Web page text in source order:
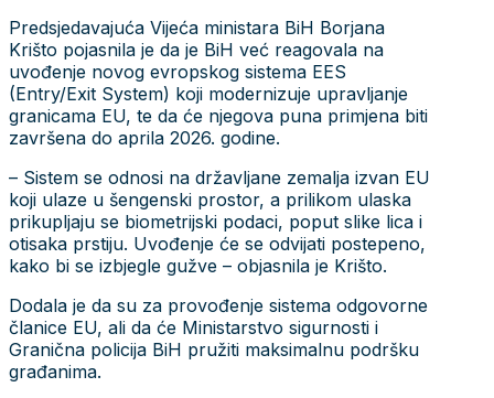
Predsjedavajuća Vijeća ministara BiH Borjana
Krišto pojasnila je da je BiH već reagovala na
uvođenje novog evropskog sistema EES
(Entry/Exit System) koji modernizuje upravljanje
granicama EU, te da će njegova puna primjena biti
završena do aprila 2026. godine.
– Sistem se odnosi na državljane zemalja izvan EU
koji ulaze u šengenski prostor, a prilikom ulaska
prikupljaju se biometrijski podaci, poput slike lica i
otisaka prstiju. Uvođenje će se odvijati postepeno,
kako bi se izbjegle gužve – objasnila je Krišto.
Dodala je da su za provođenje sistema odgovorne
članice EU, ali da će Ministarstvo sigurnosti i
Granična policija BiH pružiti maksimalnu podršku
građanima.